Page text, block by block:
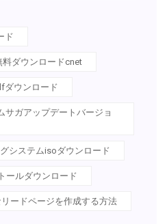
ド
ダウンロードcnet
ダウンロード
ガアップデートバージョ
システムisoダウンロード
ールダウンロード
ードページを作成する方法